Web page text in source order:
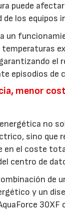
puede afectar
de los equipos
un
el
episodios de
menor
no
sino que
en el coste
centro de
de
y un
30XF